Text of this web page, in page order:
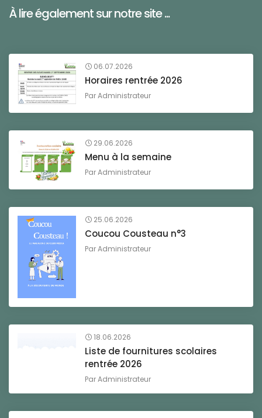
À lire également sur notre site ...
06.07.2026
Horaires rentrée 2026
ParAdministrateur
29.06.2026
Menu à la semaine
ParAdministrateur
25.06.2026
Coucou Cousteau n°3
ParAdministrateur
18.06.2026
Liste de fournitures scolaires
rentrée 2026
ParAdministrateur